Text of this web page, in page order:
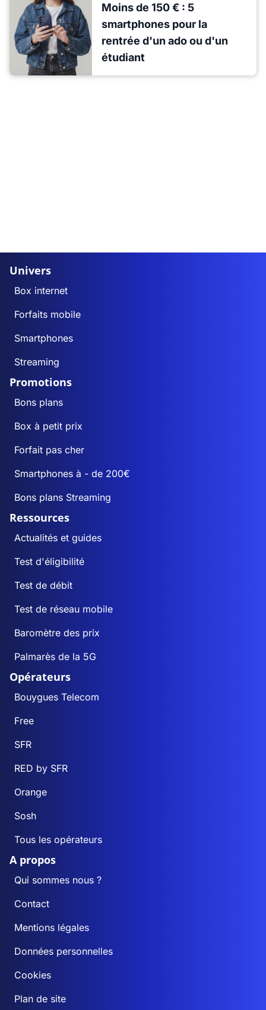
Moins de 150 € : 5
smartphones pour la
rentrée d'un ado ou d'un
étudiant
Univers
Box internet
Forfaits mobile
Smartphones
Streaming
Promotions
Bons plans
Box à petit prix
Forfait pas cher
Smartphones à - de 200€
Bons plans Streaming
Ressources
Actualités et guides
Test d'éligibilité
Test de débit
Test de réseau mobile
Baromètre des prix
Palmarès de la 5G
Opérateurs
Bouygues Telecom
Free
SFR
RED by SFR
Orange
Sosh
Tous les opérateurs
A propos
Qui sommes nous ?
Contact
Mentions légales
Données personnelles
Cookies
Plan de site